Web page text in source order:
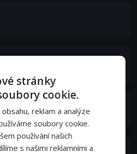
stránky
cookie.
reklam a analýze
soubory cookie.
používání našich
s našimi reklamními a